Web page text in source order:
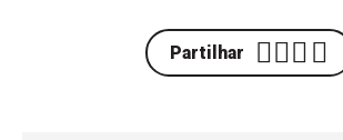
Partilhar